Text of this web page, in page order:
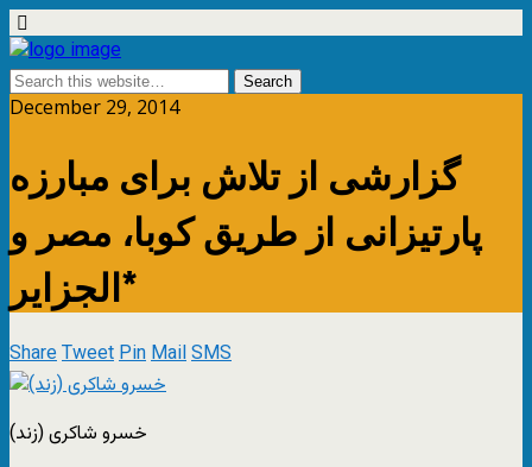
December 29, 2014
گزارشی از تلاش برای مبارزه
پارتیزانی از طریق کوبا، مصر و
الجزایر*
ShareTweetPinMailSMS
خسرو شاکری (زند)